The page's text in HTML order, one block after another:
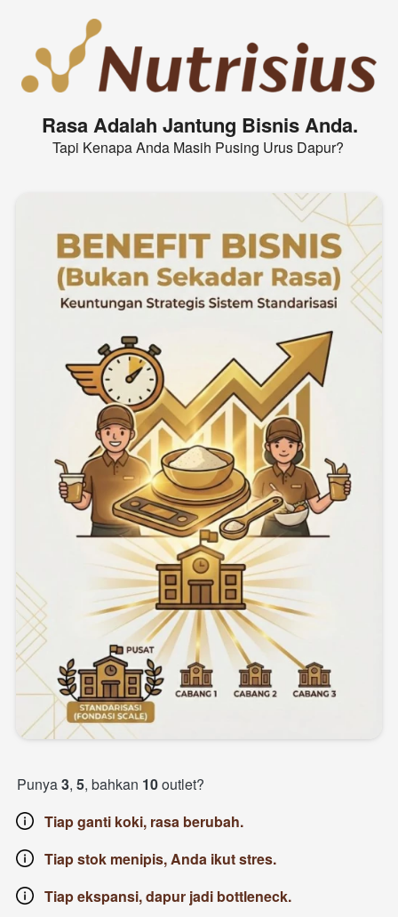
Rasa Adalah Jantung Bisnis Anda.
Tapi Kenapa Anda Masih Pusing Urus Dapur?
Punya 3, 5, bahkan 10 outlet?
Tiap ganti koki, rasa berubah.
Tiap stok menipis, Anda ikut stres.
Tiap ekspansi, dapur jadi bottleneck.